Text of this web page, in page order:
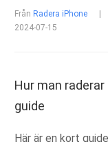
Från Radera iPhone
2024-07-15
Hur man
guide
Här är en kort